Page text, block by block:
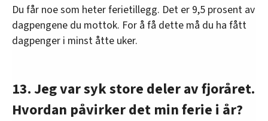
Du får noe som heter ferietillegg. Det er 9,5 prosent av
dagpengene du mottok. For å få dette må du ha fått
dagpenger i minst åtte uker.
13. Jeg var syk store deler av fjoråret.
Hvordan påvirker det min ferie i år?